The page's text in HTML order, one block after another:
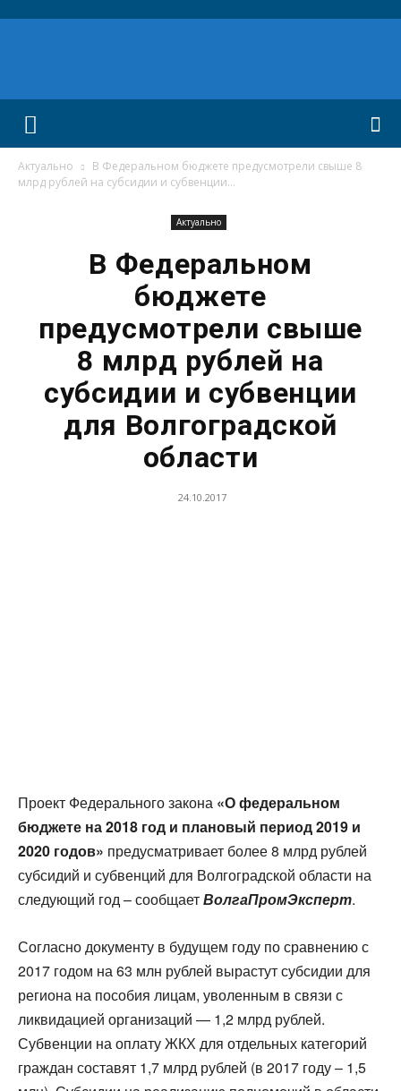
Актуально
В Федеральном бюджете предусмотрели свыше 8
млрд рублей на субсидии и субвенции...
Актуально
В Федеральном
бюджете
предусмотрели свыше
8 млрд рублей на
субсидии и субвенции
для Волгоградской
области
24.10.2017
Проект Федерального закона «О федеральном
бюджете на 2018 год и плановый период 2019 и
2020 годов» предусматривает более 8 млрд рублей
субсидий и субвенций для Волгоградской области на
следующий год – сообщаетВолгаПромЭксперт.
Согласно документу в будущем году по сравнению с
2017 годом на 63 млн рублей вырастут субсидии для
региона на пособия лицам, уволенным в связи с
ликвидацией организаций — 1,2 млрд рублей.
Субвенции на оплату ЖКХ для отдельных категорий
граждан составят 1,7 млрд рублей (в 2017 году – 1,5